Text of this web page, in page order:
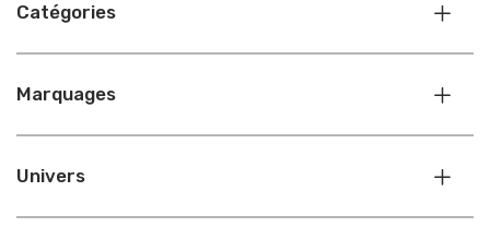
Catégories
Marquages
Univers